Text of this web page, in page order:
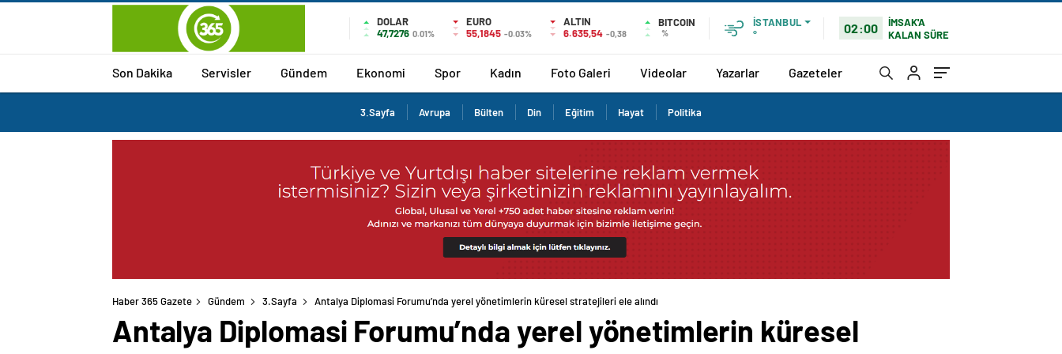
DOLAR
47,7276 0.01%
EURO
55,1845 -0.03%
ALTIN
6.635,54 -0,38
BITCOIN
%
İSTANBUL
°
02:00
İMSAK'A
KALAN SÜRE
Son Dakika Servisler Gündem Ekonomi Spor Kadın Foto Galeri Videolar Yazarlar Gazeteler
3.Sayfa Avrupa Bülten Din Eğitim Hayat Politika
Haber 365 Gazete Gündem 3.Sayfa Antalya Diplomasi Forumu’nda yerel yönetimlerin küresel stratejileri ele alındı
Antalya Diplomasi Forumu’nda yerel yönetimlerin küresel